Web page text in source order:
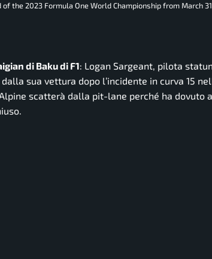
the 2023 Formula One World Championship from March
di Baku di F1: Logan Sargeant, pilota
sua vettura dopo l’incidente in curva 15
scatterà dalla pit-lane perché ha dovuto